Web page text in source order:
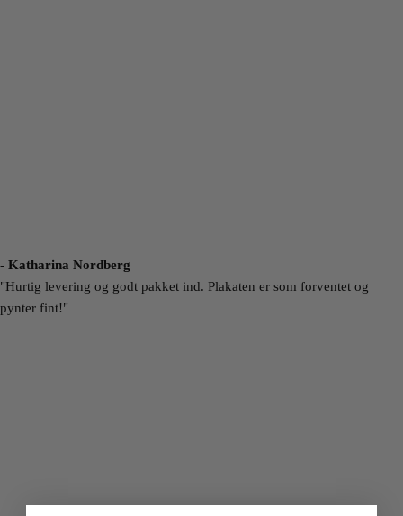
- Katharina Nordberg
"Hurtig levering og godt pakket ind. Plakaten er som forventet og
pynter fint!"